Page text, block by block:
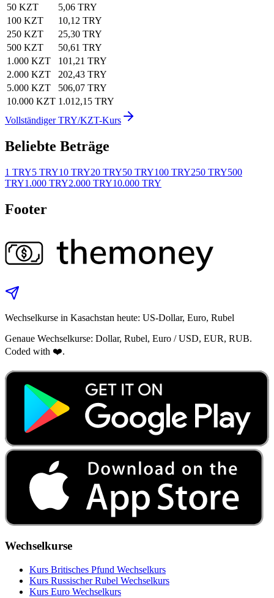
50 KZT
5,06 TRY
100 KZT
10,12 TRY
250 KZT
25,30 TRY
500 KZT
50,61 TRY
1.000 KZT
101,21 TRY
2.000 KZT
202,43 TRY
5.000 KZT
506,07 TRY
10.000 KZT 1.012,15 TRY
Vollständiger TRY/KZT-Kurs
Beliebte Beträge
1 TRY5 TRY10 TRY20 TRY50 TRY100 TRY250 TRY500
TRY1.000 TRY2.000 TRY10.000 TRY
Footer
Wechselkurse in Kasachstan heute: US‑Dollar, Euro, Rubel
Genaue Wechselkurse: Dollar, Rubel, Euro / USD, EUR, RUB.
Coded with ❤️.
Wechselkurse
Kurs Britisches Pfund Wechselkurs
Kurs Russischer Rubel Wechselkurs
Kurs Euro Wechselkurs